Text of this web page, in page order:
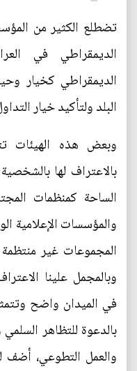
تضطلع الكثير من
الديمقراطي في
الديمقراطي كخيار
البلد ولتأكيد خيار
وبعض هذه الهيئات
بالاعتراف لها
الساحة كمنظمات
والمؤسسات الإعلامية
المجموعات غير
وبالمجمل علينا
في الميدان واضح
بالدعوة للتظاهر
والعمل التطوعي، أضف